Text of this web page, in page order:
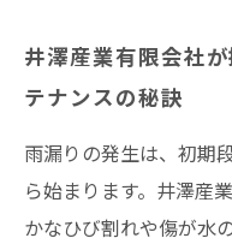
井澤産業有限会社
テナンスの秘訣
雨漏りの発生は、初期
ら始まります。井澤産
かなひび割れや傷が水